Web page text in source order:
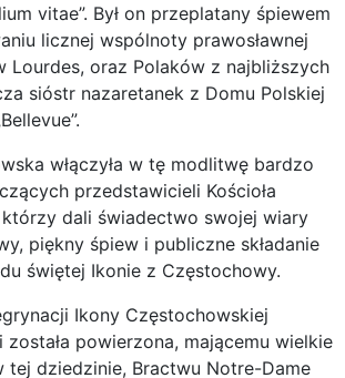
vitae”. Był on przeplatany śpiewem
licznej wspólnoty prawosławnej
Lourdes, oraz Polaków z najbliższych
sióstr nazaretanek z Domu Polskiej
włączyła w tę modlitwę bardzo
przedstawicieli Kościoła
którzy dali świadectwo swojej wiary
piękny śpiew i publiczne składanie
świętej Ikonie z Częstochowy.
Ikony Częstochowskiej
została powierzona, mającemu wielkie
tej dziedzinie, Bractwu Notre-Dame